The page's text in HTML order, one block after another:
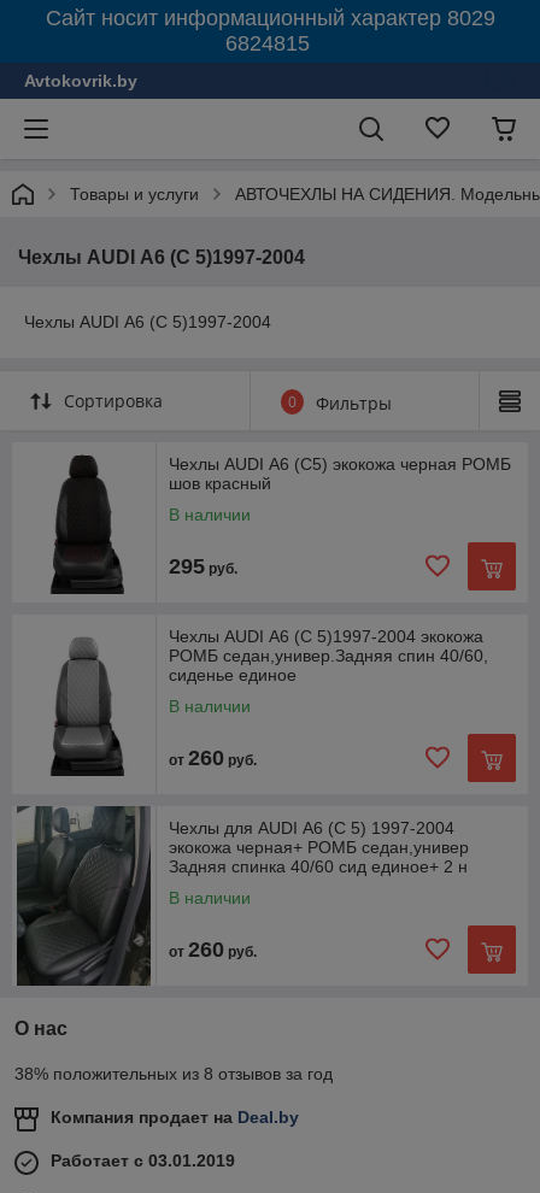
Сайт носит информационный характер 8029
6824815
Avtokovrik.by
Товары и услуги АВТОЧЕХЛЫ НА СИДЕНИЯ.
Чехлы AUDI А6 (C 5)1997-2004
Чехлы AUDI А6 (C 5)1997-2004
Сортировка 0 Фильтры
Чехлы AUDI А6 (C5) экокожа черная РОМБ
шов красный
В наличии
295 руб.
Чехлы AUDI А6 (C 5)1997-2004 экокожа
РОМБ седан,универ.Задняя спин 40/60,
сиденье единое
В наличии
от 260 руб.
Чехлы для AUDI А6 (C 5) 1997-2004
экокожа черная+ РОМБ седан,универ
Задняя спинка 40/60 сид единое+ 2 н
В наличии
от 260 руб.
О нас
38% положительных из 8 отзывов за год
Компания продает на Deal.by
Работает с 03.01.2019